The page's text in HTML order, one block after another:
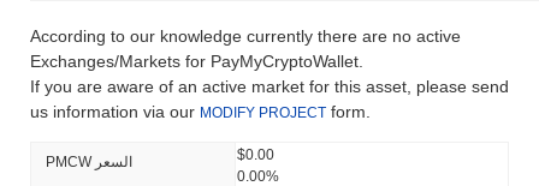
According to our knowledge currently there are no active
Exchanges/Markets for PayMyCryptoWallet.
If you are aware of an active market for this asset, please send
us information via our MODIFY PROJECT form.
PMCW السعر
$0.00
0.00%